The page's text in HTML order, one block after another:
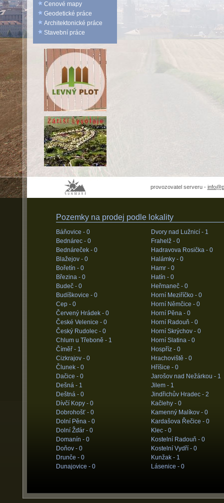
Cenové mapy
Geodetické práce
Architektonické práce
Stavební práce
provozovatel serveru -
Pozemky na prodej podle lokality
Báňovice - 0
Bednárec - 0
Bednáreček - 0
Blažejov - 0
Bořetín - 0
Březina - 0
Budeč - 0
Budíškovice - 0
Cep - 0
Červený Hrádek - 0
České Velenice - 0
Český Rudolec - 0
Chlum u Třeboně - 1
Číměř - 1
Cizkrajov - 0
Člunek - 0
Dačice - 0
Dešná - 1
Deštná - 0
Dívčí Kopy - 0
Dobrohošť - 0
Dolní Pěna - 0
Dolní Žďár - 0
Domanín - 0
Doňov - 0
Drunče - 0
Dunajovice - 0
Dvory nad Lužnicí - 1
Frahelž - 0
Hadravova Rosička - 0
Halámky - 0
Hamr - 0
Hatín - 0
Heřmaneč - 0
Horní Meziříčko - 0
Horní Němčice - 0
Horní Pěna - 0
Horní Radouň - 0
Horní Skrýchov - 0
Horní Slatina - 0
Hospříz - 0
Hrachoviště - 0
Hříšice - 0
Jarošov nad Nežárkou - 1
Jilem - 1
Jindřichův Hradec - 2
Kačlehy - 0
Kamenný Malíkov - 0
Kardašova Řečice - 0
Klec - 0
Kostelní Radouň - 0
Kostelní Vydří - 0
Kunžak - 1
Lásenice - 0